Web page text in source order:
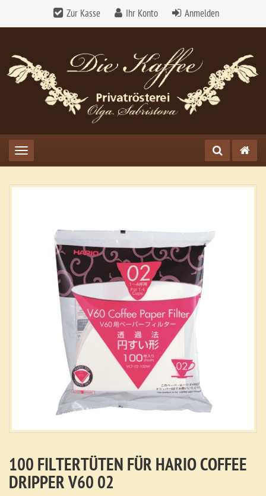
Zur Kasse Ihr Konto Anmelden
Toggle navigation
100 FILTERTÜTEN FÜR HARIO COFFEE
DRIPPER V60 02